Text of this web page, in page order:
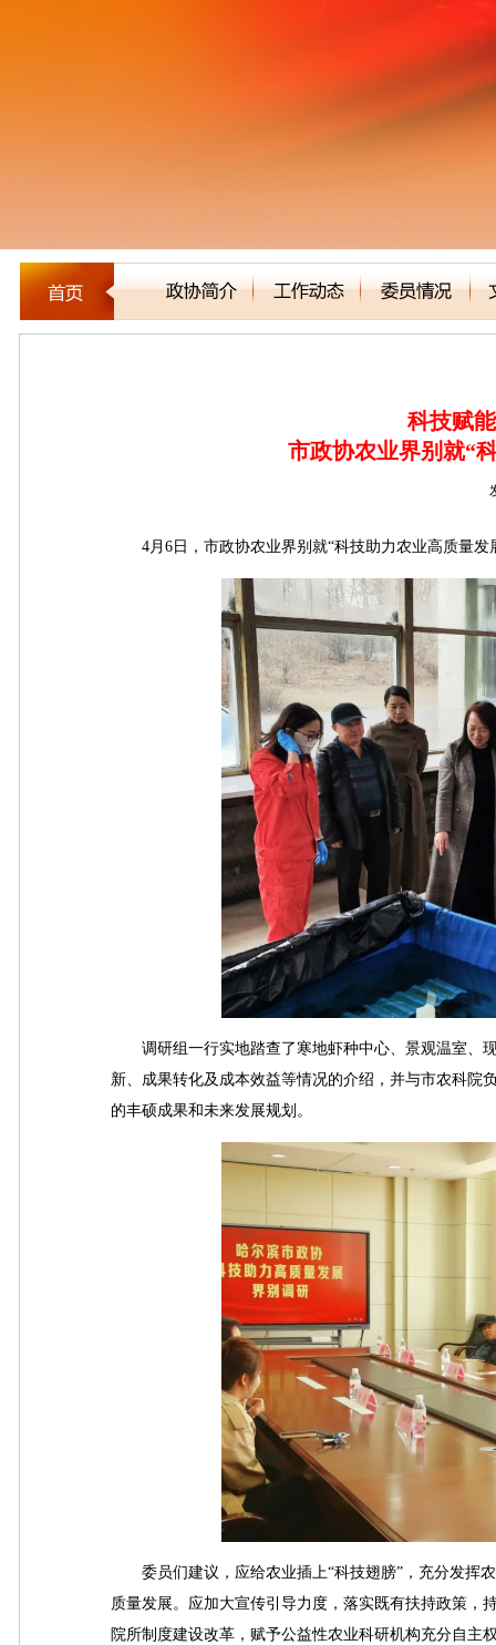
科技赋
市政协农业界别就“
4月6日，市政协农业界别就“科技助力农业高质量发
调研组一行实地踏查了寒地虾种中心、景观温室、
新、成果转化及成本效益等情况的介绍，并与市农科院
的丰硕成果和未来发展规划。
委员们建议，应给农业插上“科技翅膀”，充分发挥
质量发展。应加大宣传引导力度，落实既有扶持政策，
院所制度建设改革，赋予公益性农业科研机构充分自主